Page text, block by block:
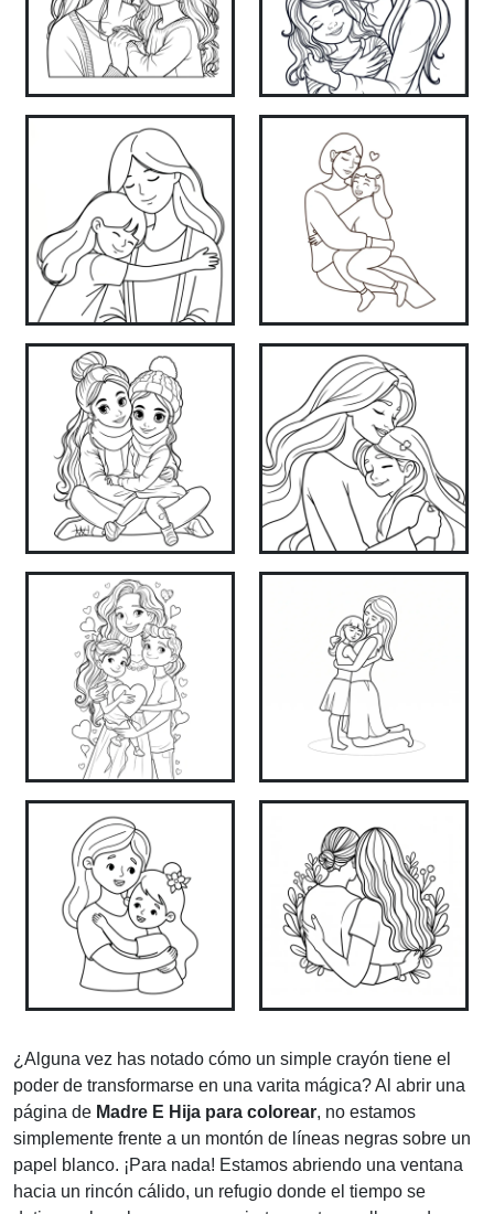
¿Alguna vez has notado cómo un simple crayón tiene el
poder de transformarse en una varita mágica? Al abrir una
página de Madre E Hija para colorear, no estamos
simplemente frente a un montón de líneas negras sobre un
papel blanco. ¡Para nada! Estamos abriendo una ventana
hacia un rincón cálido, un refugio donde el tiempo se